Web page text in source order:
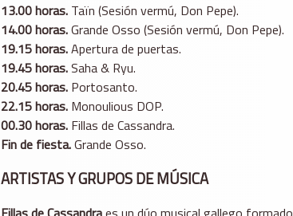
13.00 horas.Taïn (Sesión vermú, Don Pepe).
14.00 horas.Grande Osso (Sesión vermú, Don Pepe).
19.15 horas.Apertura de puertas.
19.45 horas.Saha & Ryu.
20.45 horas.Portosanto.
22.15 horas.Monoulious DOP.
00.30 horas.Fillas de Cassandra.
Fin de fiesta.Grande Osso.
ARTISTAS Y GRUPOS DE MÚSICA